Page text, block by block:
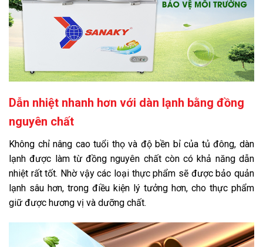
Dẫn nhiệt nhanh hơn với dàn lạnh bằng đồng
nguyên chất
Không chỉ nâng cao tuổi thọ và độ bền bỉ của tủ đông, dàn
lạnh được làm từ đồng nguyên chất còn có khả năng dẫn
nhiệt rất tốt. Nhờ vậy các loại thực phẩm sẽ được bảo quản
lạnh sâu hơn, trong điều kiện lý tưởng hơn, cho thực phẩm
giữ được hương vị và dưỡng chất.